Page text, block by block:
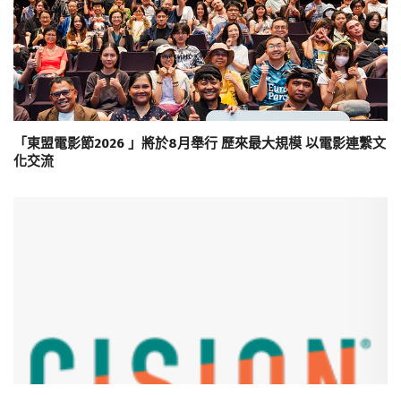
「東盟電影節2026 」將於8月舉行 歷來最大規模 以電影連繫文
化交流